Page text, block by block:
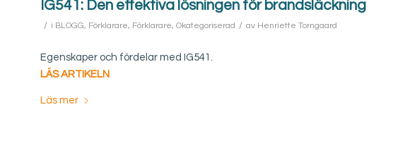
IG541: Den effektiva lösningen för brandsläckning
/ i BLOGG, Förklarare, Förklarare, Okategoriserad / av Henriette Torngaard
Egenskaper och fördelar med IG541.
LÄS ARTIKELN
Läs mer